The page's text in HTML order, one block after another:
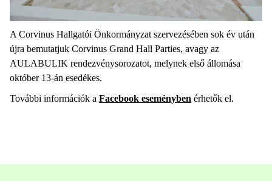
A Corvinus Hallgatói Önkormányzat szervezésében sok év után
újra bemutatjuk Corvinus Grand Hall Parties, avagy az
AULABULIK rendezvénysorozatot, melynek első állomása
október 13-án esedékes.
További információk a Facebook eseményben érhetők el.